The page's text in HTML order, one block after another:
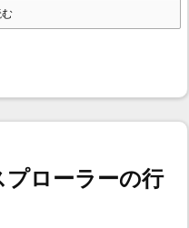
ローラーの行